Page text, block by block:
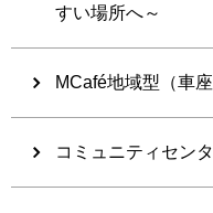
すい場所へ～
MCafé地域型（車座
コミュニティセン